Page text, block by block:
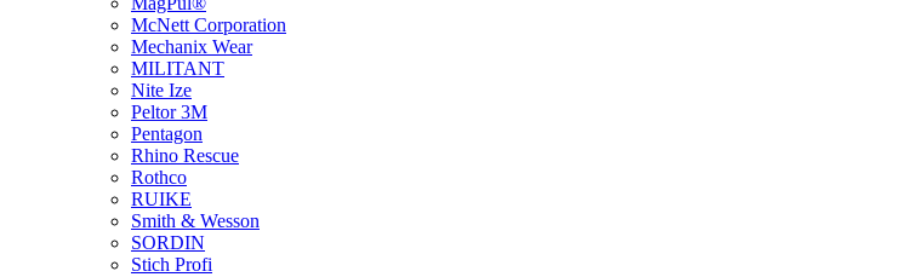
McNett Corporation
Mechanix Wear
MILITANT
Nite Ize
Peltor 3M
Pentagon
Rhino Rescue
Rothco
RUIKE
Smith & Wesson
SORDIN
Stich Profi